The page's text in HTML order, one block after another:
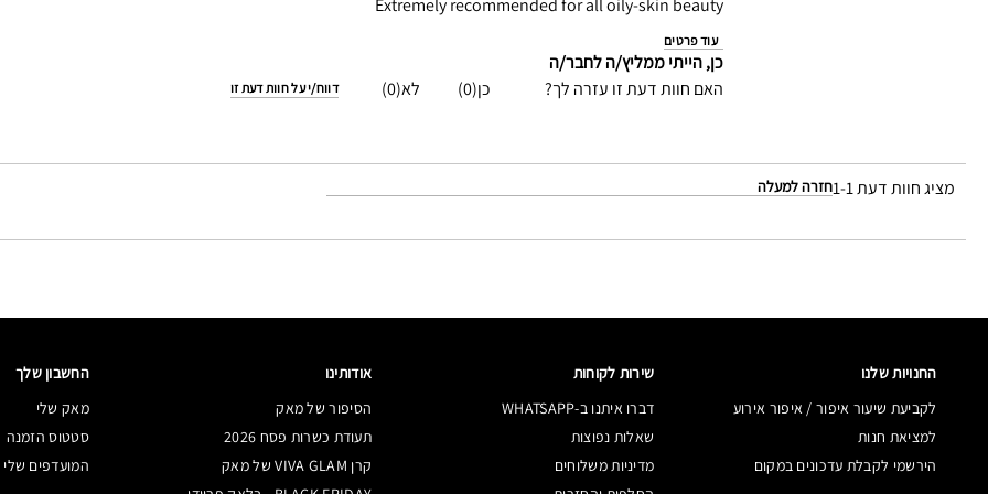
Extremely recommended for all oily-skin beauty
עוד פרטים
כן, הייתי ממליץ/ה לחבר/ה
האם חוות דעת זו עזרה לך?
0
0 דווח/י על חוות דעת זו
מציג חוות דעת1-1חזרה למעלה
החנויות שלנו
לקביעת שיעור איפור / איפור אירוע
למציאת חנות
הירשמי לקבלת עדכונים במקום
שירות לקוחות
דברו איתנו ב-WHATSAPP
שאלות נפוצות
מדיניות משלוחים
אודותינו
הסיפור של מאק
תעודת כשרות פסח 2026
קרן VIVA GLAM של מאק
החשבון שלך
מאק שלי
סטטוס הזמנה
המועדפים שלי